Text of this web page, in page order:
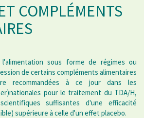
COMPLÉMENTS
sous forme de régimes ou
de certains compléments alimentaires
recommandées à ce jour dans les
pour le traitement du TDA/H,
suffisantes d'une efficacité
supérieure à celle d'un effet placebo.